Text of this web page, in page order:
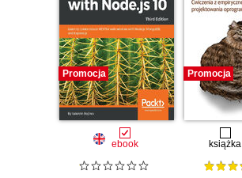
Promocja
ebook
Promocja
książka